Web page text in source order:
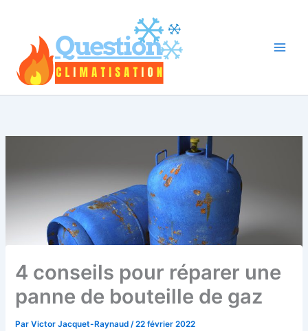
4 conseils pour réparer une
panne de bouteille de gaz
ParVictor Jacquet-Raynaud/22 février 2022